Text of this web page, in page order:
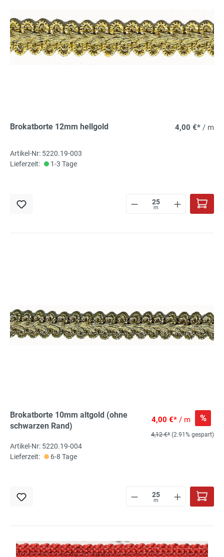
Brokatborte 12mm hellgold 4,00 €* / m
Artikel-Nr: 5220.19-003
Lieferzeit:
1-3 Tage
m
Brokatborte 10mm altgold (ohne
schwarzen Rand)
4,00 €* / m %
4,12 €* (2.91% gespart)
Artikel-Nr: 5220.19-004
Lieferzeit:
6-8 Tage
m